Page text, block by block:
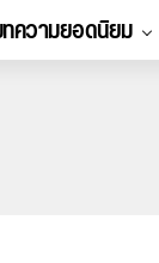
ความยอดนิยม